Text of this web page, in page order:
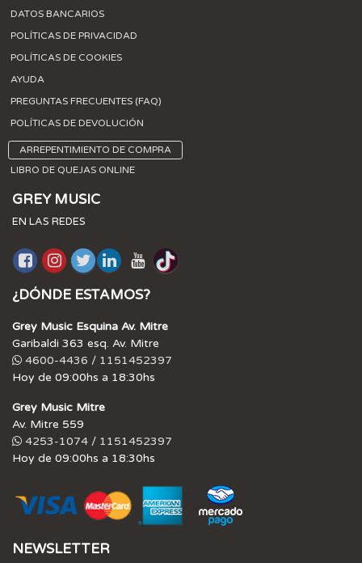
DATOS BANCARIOS
POLÍTICAS DE PRIVACIDAD
POLÍTICAS DE COOKIES
AYUDA
PREGUNTAS FRECUENTES (FAQ)
POLÍTICAS DE DEVOLUCIÓN
ARREPENTIMIENTO DE COMPRA
LIBRO DE QUEJAS ONLINE
GREY MUSIC
EN LAS REDES
¿DÓNDE ESTAMOS?
Grey Music Esquina Av. Mitre
Garibaldi 363 esq. Av. Mitre
4600-4436 / 1151452397
Hoy de 09:00hs a 18:30hs
Grey Music Mitre
Av. Mitre 559
4253-1074 / 1151452397
Hoy de 09:00hs a 18:30hs
NEWSLETTER